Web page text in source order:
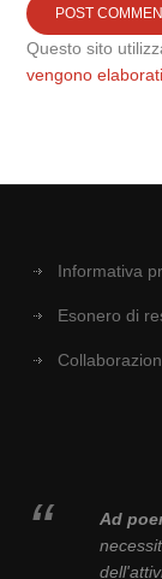
Questo sito
vengono
Informativa
Esonero di
Ad